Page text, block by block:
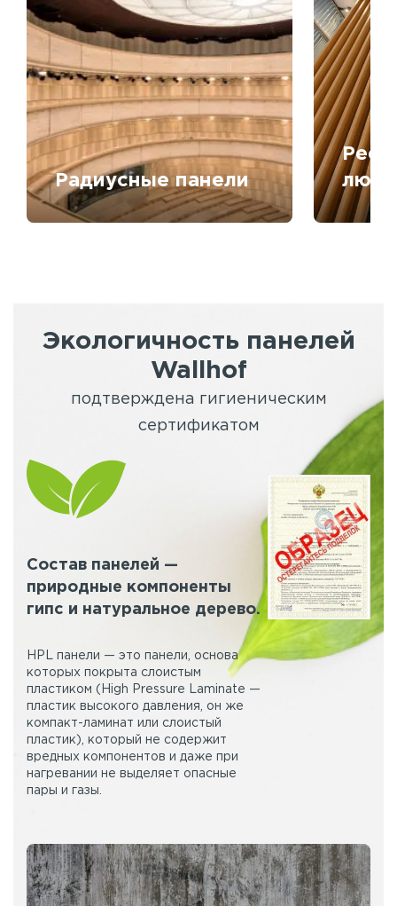
Радиусные панели
Экологичность панелей
Wallhof
подтверждена гигиеническим
сертификатом
Состав панелей —
природные компоненты
гипс и натуральное дерево.
HPL панели — это панели, основа
которых покрыта слоистым
пластиком (High Pressure Laminate —
пластик высокого давления, он же
компакт-ламинат или слоистый
пластик), который не содержит
вредных компонентов и даже при
нагревании не выделяет опасные
пары и газы.